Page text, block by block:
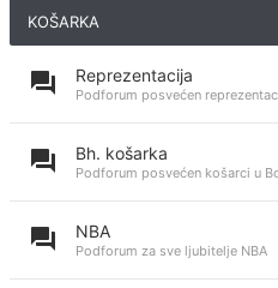
KOŠARKA
Reprezentacija
Podforum posvećen
Bh. košarka
Podforum posvećen košarci u
NBA
Podforum za sve ljubitelje NBA